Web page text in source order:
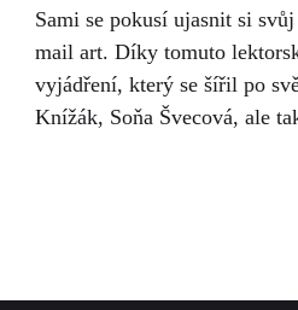
Sami se pokusí ujasnit si
mail art. Díky tomuto
vyjádření, který se šířil po
Knížák, Soňa Švecová, ale